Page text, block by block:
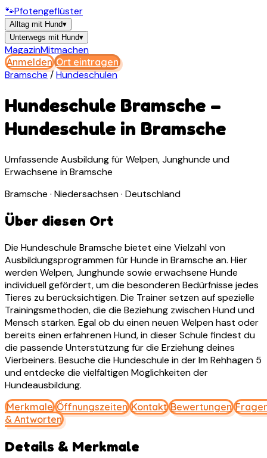
🐾Pfotengeflüster
Alltag mit Hund▾
Unterwegs mit Hund▾
MagazinMitmachen
Anmelden Ort eintragen
Bramsche/Hundeschulen
Hundeschule Bramsche –
Hundeschule in Bramsche
Umfassende Ausbildung für Welpen, Junghunde und
Erwachsene in Bramsche
Bramsche · Niedersachsen · Deutschland
Über diesen Ort
Die Hundeschule Bramsche bietet eine Vielzahl von
Ausbildungsprogrammen für Hunde in Bramsche an. Hier
werden Welpen, Junghunde sowie erwachsene Hunde
individuell gefördert, um die besonderen Bedürfnisse jedes
Tieres zu berücksichtigen. Die Trainer setzen auf spezielle
Trainingsmethoden, die die Beziehung zwischen Hund und
Mensch stärken. Egal ob du einen neuen Welpen hast oder
bereits einen erfahrenen Hund, in dieser Schule findest du
die passende Unterstützung für die Erziehung deines
Vierbeiners. Besuche die Hundeschule in der Im Rehhagen 5
und entdecke die vielfältigen Möglichkeiten der
Hundeausbildung.
Merkmale Öffnungszeiten Kontakt Bewertungen
& Antworten
Details & Merkmale